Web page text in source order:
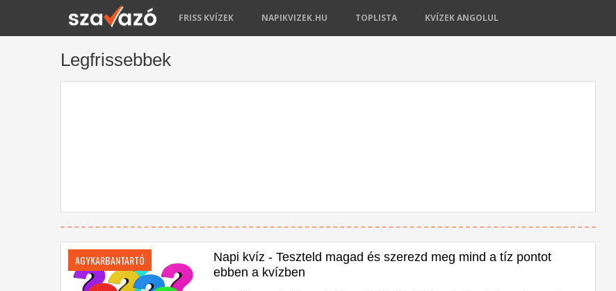
FRISS KVÍZEK NAPIKVIZEK.HU TOPLISTA KVÍZEK ANGOLUL
Legfrissebbek
AGYKARBANTARTÓ
Napi kvíz - Teszteld magad és szerezd meg mind a tíz pontot
ebben a kvízben